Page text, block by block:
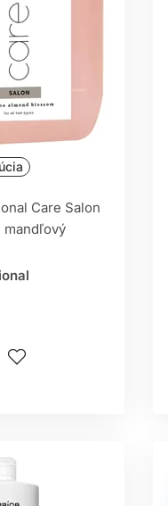
Care Salon
mandľový